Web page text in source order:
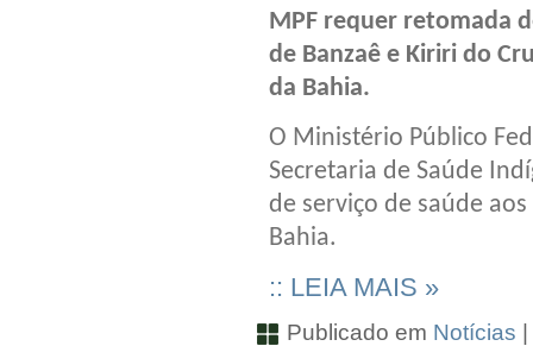
MPF requer retomada
de Banzaê e Kiriri do
da Bahia.
O Ministério Público
Secretaria de Saúde
de serviço de saúde
Bahia.
:: LEIA MAIS »
Publicado em Notícias |